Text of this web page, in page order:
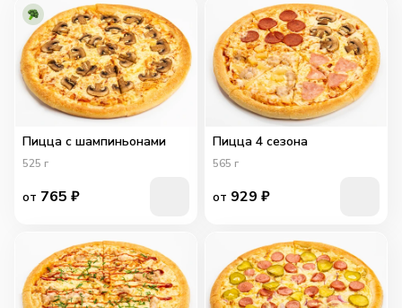
Пицца с шампиньонами
525 г
от 765 ₽
Пицца 4 сезона
565 г
от 929 ₽